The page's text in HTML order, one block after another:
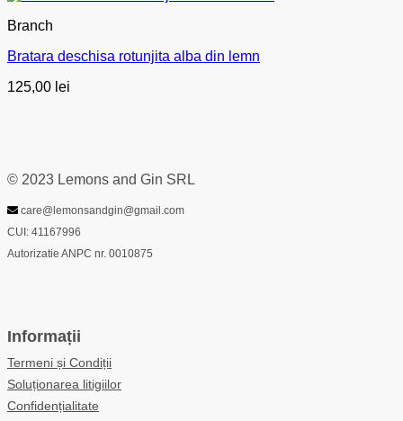
Branch
Bratara deschisa rotunjita alba din lemn
125,00 lei
© 2023 Lemons and Gin SRL
care@lemonsandgin@gmail.com
CUI: 41167996
Autorizatie ANPC nr. 0010875
Informații
Termeni și Condiții
Soluționarea litigiilor
Confidențialitate